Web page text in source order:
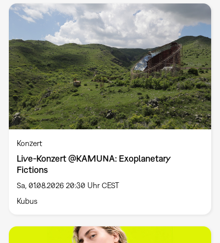
Konzert
Live-Konzert @KAMUNA: Exoplanetary
Fictions
Sa, 01.08.2026 20:30 Uhr CEST
Kubus